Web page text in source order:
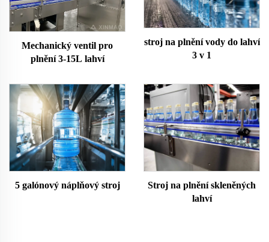
Mechanický ventil pro
plnění 3-15L lahví
stroj na plnění vody do lahví
3 v 1
5 galónový náplňový stroj
Stroj na plnění skleněných
lahví